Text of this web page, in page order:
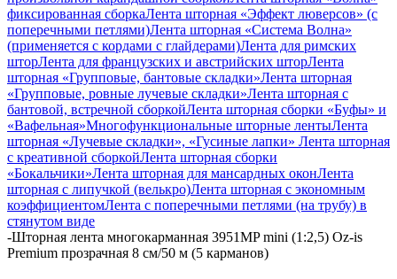
фиксированная сборкаЛента шторная «Эффект люверсов» (с
поперечными петлями)Лента шторная «Система Волна»
(применяется с кордами с глайдерами)Лента для римских
шторЛента для французских и австрийских шторЛента
шторная «Групповые, бантовые складки»Лента шторная
«Групповые, ровные лучевые складки»Лента шторная с
бантовой, встречной сборкойЛента шторная сборки «Буфы» и
«Вафельная»Многофункциональные шторные лентыЛента
шторная «Лучевые складки», «Гусиные лапки» Лента шторная
с креативной сборкойЛента шторная сборки
«Бокальчики»Лента шторная для мансардных оконЛента
шторная с липучкой (велькро)Лента шторная с экономным
коэффициентомЛента с поперечными петлями (на трубу) в
стянутом виде
-Шторная лента многокарманная 3951MP mini (1:2,5) Oz-is
Premium прозрачная 8 см/50 м (5 карманов)